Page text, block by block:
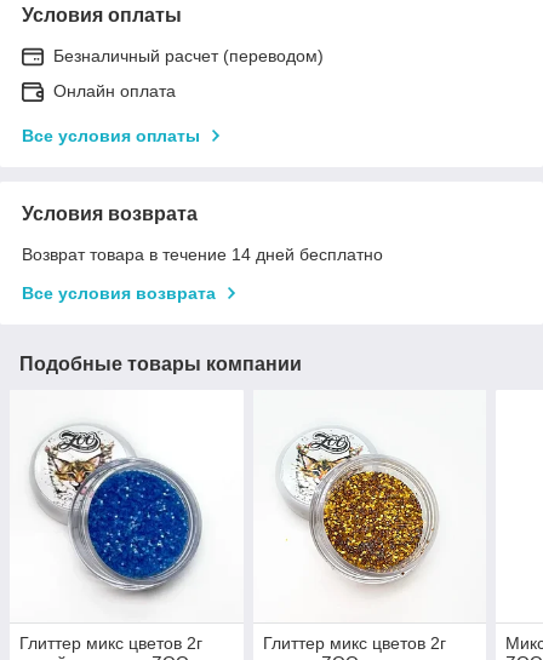
Условия оплаты
Безналичный расчет (переводом)
Онлайн оплата
Все условия оплаты
Условия возврата
Возврат товара в течение 14 дней бесплатно
Все условия возврата
Подобные товары компании
Глиттер микс цветов 2г
Глиттер микс цветов 2г